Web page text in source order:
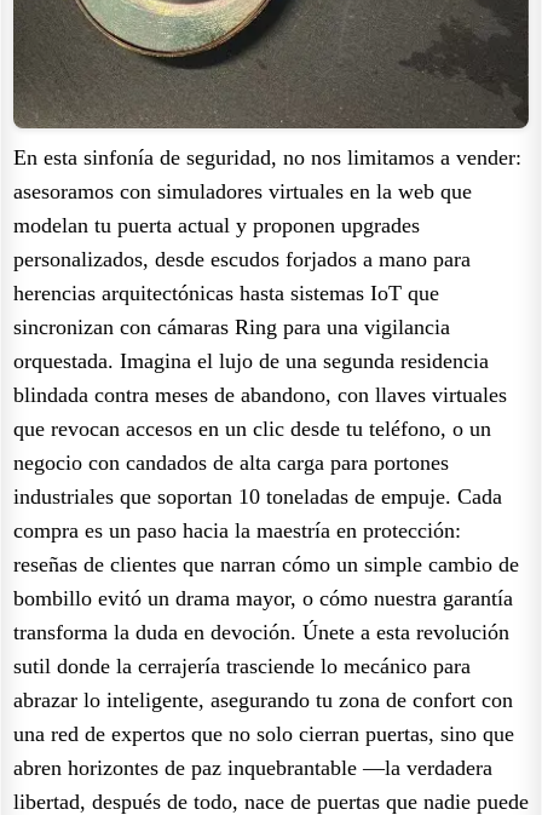
En esta sinfonía de seguridad, no nos limitamos a vender:
asesoramos con simuladores virtuales en la web que
modelan tu puerta actual y proponen upgrades
personalizados, desde escudos forjados a mano para
herencias arquitectónicas hasta sistemas IoT que
sincronizan con cámaras Ring para una vigilancia
orquestada. Imagina el lujo de una segunda residencia
blindada contra meses de abandono, con llaves virtuales
que revocan accesos en un clic desde tu teléfono, o un
negocio con candados de alta carga para portones
industriales que soportan 10 toneladas de empuje. Cada
compra es un paso hacia la maestría en protección:
reseñas de clientes que narran cómo un simple cambio de
bombillo evitó un drama mayor, o cómo nuestra garantía
transforma la duda en devoción. Únete a esta revolución
sutil donde la cerrajería trasciende lo mecánico para
abrazar lo inteligente, asegurando tu zona de confort con
una red de expertos que no solo cierran puertas, sino que
abren horizontes de paz inquebrantable —la verdadera
libertad, después de todo, nace de puertas que nadie puede